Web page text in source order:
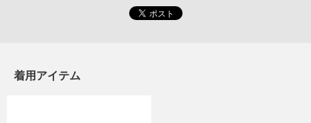
着用アイテム